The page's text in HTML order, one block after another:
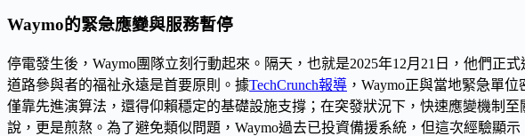
Waymo的緊急應變與服務暫停
停電發生後，Waymo團隊立刻行動起來。隔天，也就是2025年12月21日，他們
道路參與者的福祉永遠是首要原則。據TechCrunch報導 ，Waymo正與當地緊急單
僅靠先進演算法，還得仰賴穩定的基礎設施支撐；在突發狀況下，快速應變機制至
說，更是煎熬。為了避免類似問題，Waymo過去已投資備援系統，但這次經驗顯